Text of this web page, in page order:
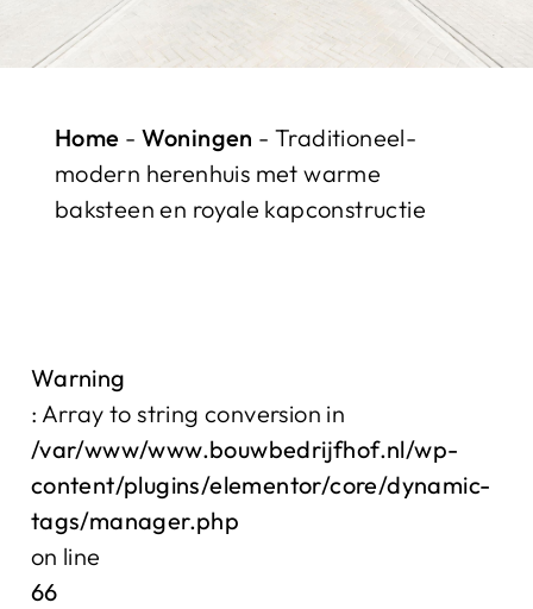
Home - Woningen - Traditioneel-
modern herenhuis met warme
baksteen en royale kapconstructie
Warning
: Array to string conversion in
/var/www/www.bouwbedrijfhof.nl/wp-
content/plugins/elementor/core/dynamic-
tags/manager.php
on line
66